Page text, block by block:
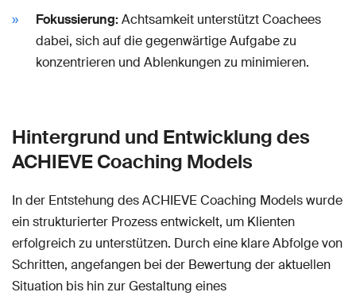
Fokussierung:Achtsamkeit unterstützt Coachees
dabei, sich auf die gegenwärtige Aufgabe zu
konzentrieren und Ablenkungen zu minimieren.
Hintergrund und Entwicklung des
ACHIEVE Coaching Models
In der Entstehung des ACHIEVE Coaching Models wurde
ein strukturierter Prozess entwickelt, um Klienten
erfolgreich zu unterstützen. Durch eine klare Abfolge von
Schritten, angefangen bei der Bewertung der aktuellen
Situation bis hin zur Gestaltung eines